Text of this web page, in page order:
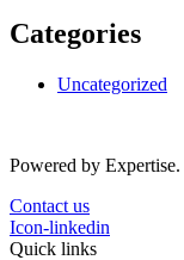
Categories
Uncategorized
Powered by
Contact us
Icon-linkedin
Quick links